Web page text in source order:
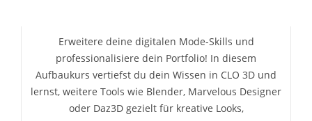
Erweitere deine digitalen Mode-Skills und
professionalisiere dein Portfolio! In diesem
Aufbaukurs vertiefst du dein Wissen in CLO 3D und
lernst, weitere Tools wie Blender, Marvelous Designer
oder Daz3D gezielt für kreative Looks,